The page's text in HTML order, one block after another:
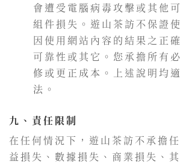
會遭受電腦病毒攻擊或其他
組件損失。遊山茶訪不保證
因使用網站內容的結果之正
可靠性或其它。您承擔所有
修或更正成本。上述說明均
法。
九、責任限制
在任何情況下，遊山茶訪不承擔
益損失、數據損失、商業損失、